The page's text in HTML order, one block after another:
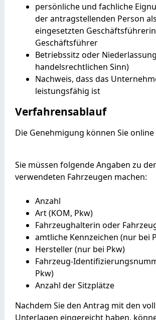
persönliche und fachliche
der antragstellenden Person
eingesetzten
Geschäftsführer
Betriebssitz oder
handelsrechtlichen Sinn)
Nachweis, dass das
leistungsfähig ist
Verfahrensablauf
Die Genehmigung können Sie
Sie müssen folgende Angaben zu
verwendeten Fahrzeugen machen:
Anzahl
Art (KOM, Pkw)
Fahrzeughalterin oder
amtliche Kennzeichen (nur bei
Hersteller (nur bei Pkw)
Fahrzeug-
Pkw)
Anzahl der Sitzplätze
Nachdem Sie den Antrag mit den
Unterlagen eingereicht haben,